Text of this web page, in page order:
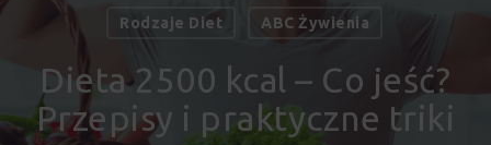
Rodzaje Diet ABC Żywienia
Dieta 2500 kcal – Co jeść?
Przepisy i praktyczne triki